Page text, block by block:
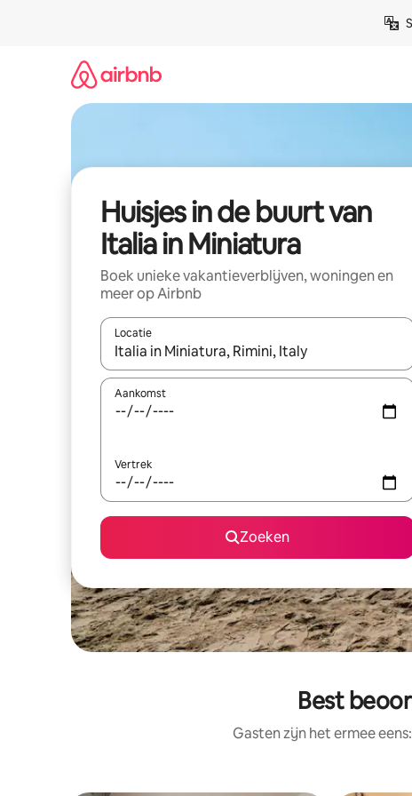
Huisjes in de buurt van
Italia in Miniatura
Boek unieke vakantieverblijven, woningen en
meer op Airbnb
Locatie
Wanneer er suggesties beschikbaar zijn, maak je
Aankomst
Vertrek
Zoeken
Best
Gasten zijn het ermee